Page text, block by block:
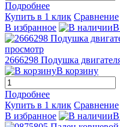
Подробнее
Купить в 1 клик Сравнение
В избранное
В
просмотр
2666298 Подушка
В корзину
Подробнее
Купить в 1 клик Сравнение
В избранное
В